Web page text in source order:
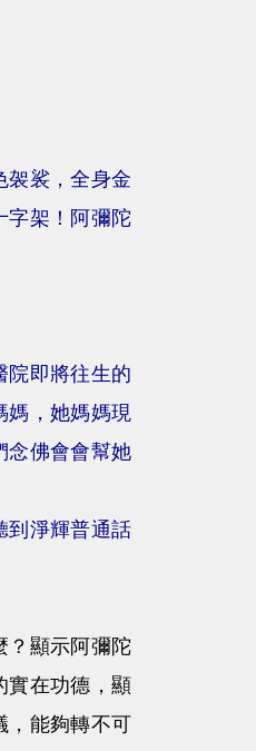
袈裟，全身金
字架！阿彌陀
院即將往生的
媽，她媽媽現
念佛會會幫她
到淨輝普通話
顯示阿彌陀
實在功德，顯
，能夠轉不可